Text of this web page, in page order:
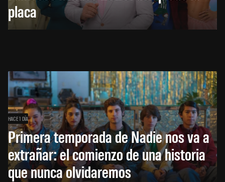
placa
HACE 1 DÍA
Primera temporada de Nadie nos va a
extrañar: el comienzo de una historia
que nunca olvidaremos